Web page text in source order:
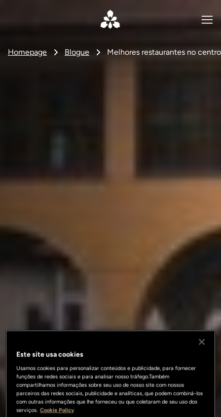
Homepage Blogue Melhores restaurantes no
Este site usa cookies
Usamos cookies para personalizar conteúdos e publicidade, para fornecer
funções de redes sociais e para analisar nosso tráfego.Também
compartilhamos informações sobre seu uso de nosso site com nossos
parceiros das redes sociais, publicidade e analíticas, que podem combiná-los
com outras informações que lhe forneceu ou que coletaram de seu uso dos
serviços. Cookie Policy